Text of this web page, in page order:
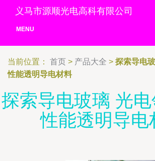
义马市源顺光电高科有限公司
MENU
当前位置： 首页 > 产品大全 > 探索导电
性能透明导电材料
探索导电玻璃 光
性能透明导电